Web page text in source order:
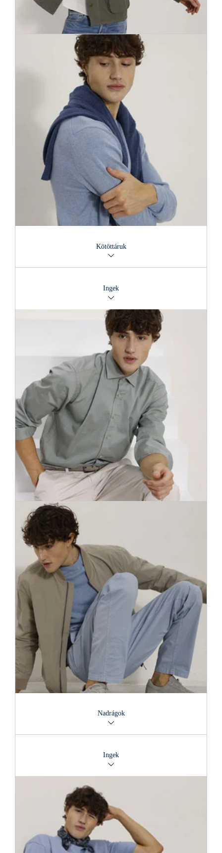
Megfelelő dzsekit a megfelelő pillanatokra! Kényelmesek,
lezserek és praktikusak a legújabb motorosdzsekik, blouzonok,
kabán- és párkafelsők. Üdvözlünk a dzsekik Eldorádójában!
Kötöttáruk
moher igényesen hangsúlyozzák az egyéniséget. Vannak
lezserek, szabadidősek, vastagszálú fonalakból kötöttek, de
Ingek
150.000 különböző ing minden lehetséges stílusban, a slim-
fittől a komfortosabb változatokig. A megfelelő modellel
mindig magabiztosan nézhetsz az irodai vagy sportos nap
elébe.
Nadrágok
találsz. Minden nadrágtípust kb. 650 különböző változatban
Ingek